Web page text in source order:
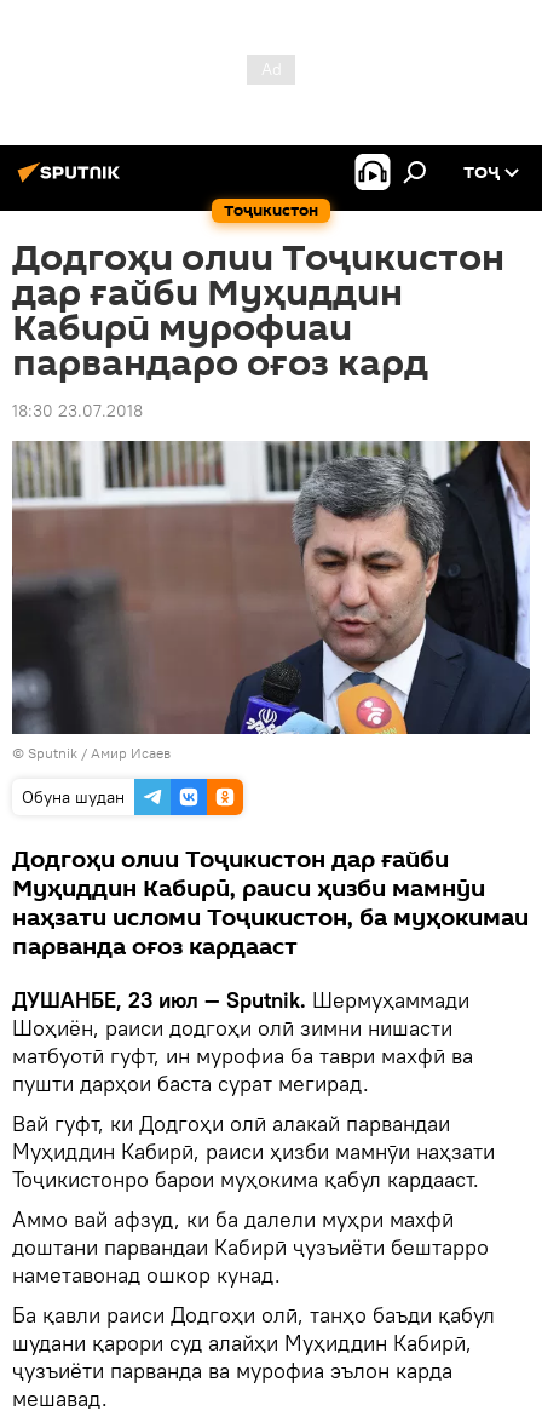
Тоҷикистон
ТОҶ
Додгоҳи олии Тоҷикистон
дар ғайби Муҳиддин
Кабирӣ мурофиаи
парвандаро оғоз кард
18:30 23.07.2018
© Sputnik / Амир Исаев
Обуна шудан
Додгоҳи олии Тоҷикистон дар ғайби
Муҳиддин Кабирӣ, раиси ҳизби мамнӯи
наҳзати исломи Тоҷикистон, ба муҳокимаи
парванда оғоз кардааст
ДУШАНБЕ, 23 июл — Sputnik. Шермуҳаммади
Шоҳиён, раиси додгоҳи олӣ зимни нишасти
матбуотӣ гуфт, ин мурофиа ба таври махфӣ ва
пушти дарҳои баста сурат мегирад.
Вай гуфт, ки Додгоҳи олӣ алакай парвандаи
Муҳиддин Кабирӣ, раиси ҳизби мамнӯи наҳзати
Тоҷикистонро барои муҳокима қабул кардааст.
Аммо вай афзуд, ки ба далели муҳри махфӣ
доштани парвандаи Кабирӣ ҷузъиёти бештарро
наметавонад ошкор кунад.
Ба қавли раиси Додгоҳи олӣ, танҳо баъди қабул
шудани қарори суд алайҳи Муҳиддин Кабирӣ,
ҷузъиёти парванда ва мурофиа эълон карда
мешавад.